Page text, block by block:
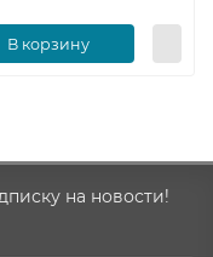
В корзину
на новости!